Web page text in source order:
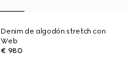
Denim de algodón stretch con
Web
€ 980